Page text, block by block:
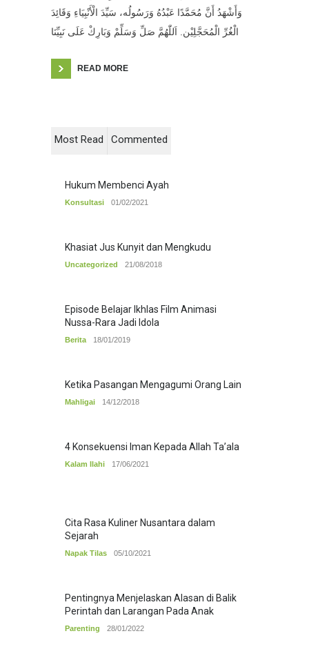
وَأَشْهَدُ أَنَّ مُحَمَّدًا عَبْدُهُ وَرَسُولُه، سَيِّدَ الْأَنْبِيَاءِ وَقَائِدَ
الْغُرِّ الْمُحَجَّلِيْن. اَللّٰهُمَّ صَلِّ وَسَلِّمْ وَبَارِكْ عَلَى نَبِيِّنَا
READ MORE
Most Read Commented
Hukum Membenci Ayah
Konsultasi 01/02/2021
Khasiat Jus Kunyit dan Mengkudu
Uncategorized 21/08/2018
Episode Belajar Ikhlas Film Animasi
Nussa-Rara Jadi Idola
Berita 18/01/2019
Ketika Pasangan Mengagumi Orang Lain
Mahligai 14/12/2018
4 Konsekuensi Iman Kepada Allah Ta’ala
Kalam Ilahi 17/06/2021
Cita Rasa Kuliner Nusantara dalam
Sejarah
Napak Tilas 05/10/2021
Pentingnya Menjelaskan Alasan di Balik
Perintah dan Larangan Pada Anak
Parenting 28/01/2022